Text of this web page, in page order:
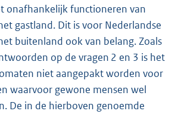
onafhankelijk functioneren van
gastland. Dit is voor Nederlandse
buitenland ook van belang. Zoals
op de vragen 2 en 3 is het
niet aangepakt worden voor
waarvoor gewone mensen wel
De in de hierboven genoemde